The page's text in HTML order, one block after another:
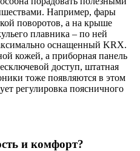
Например, фары
поворотов, а на крыше
плавника – по ней
оснащенный KRX.
кожей, а приборная панель
доступ, штатная
тоже появляются в этом
регулировка поясничного
и комфорт?